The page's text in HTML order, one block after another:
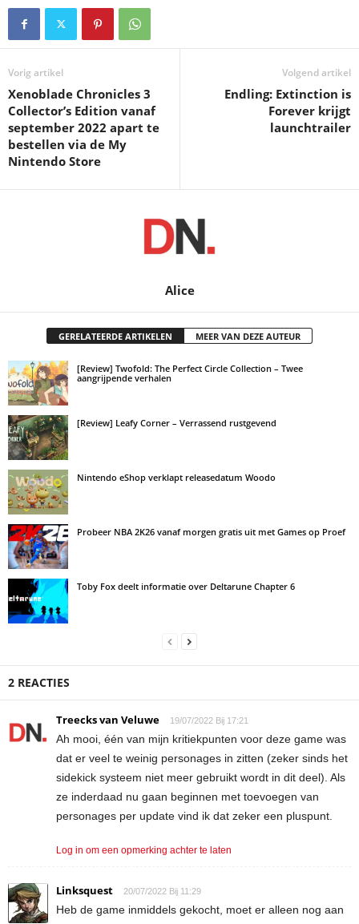
Vorig artikel
Xenoblade Chronicles 3
Collector’s Edition vanaf
september 2022 apart te
bestellen via de My
Nintendo Store
Volgend artikel
Endling: Extinction is
Forever krijgt
launchtrailer
Alice
GERELATEERDE ARTIKELEN MEER VAN DEZE AUTEUR
[Review] Twofold: The Perfect Circle Collection – Twee
aangrijpende verhalen
[Review] Leafy Corner – Verrassend rustgevend
Nintendo eShop verklapt releasedatum Woodo
Probeer NBA 2K26 vanaf morgen gratis uit met Games op Proef
Toby Fox deelt informatie over Deltarune Chapter 6
2 REACTIES
Treecks van Veluwe 19/07/2022 Bij 17:21
Ah mooi, één van mijn kritiekpunten voor deze game was
dat er veel te weinig personages in zitten (zeker sinds het
sidekick systeem niet meer gebruikt wordt in dit deel). Als
ze inderdaad nu gaan beginnen met toevoegen van
personages per update vind ik dat zeker een pluspunt.
Log in om een opmerking achter te laten
Linksquest 20/07/2022 Bij 11:29
Heb de game inmiddels gekocht, moet er alleen nog aan